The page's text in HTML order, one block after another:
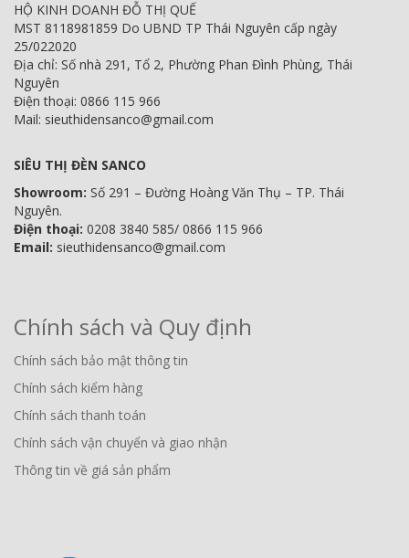
HỘ KINH DOANH ĐỖ THỊ QUẾ
MST 8118981859 Do UBND TP Thái Nguyên cấp ngày
25/022020
Địa chỉ: Số nhà 291, Tổ 2, Phường Phan Đình Phùng, Thái
Nguyên
Điện thoại: 0866 115 966
Mail: sieuthidensanco@gmail.com
SIÊU THỊ ĐÈN SANCO
Showroom: Số 291 – Đường Hoàng Văn Thụ – TP. Thái
Nguyên.
Điện thoại: 0208 3840 585/ 0866 115 966
Email: sieuthidensanco@gmail.com
Chính sách và Quy định
Chính sách bảo mật thông tin
Chính sách kiểm hàng
Chính sách thanh toán
Chính sách vận chuyển và giao nhận
Thông tin về giá sản phẩm